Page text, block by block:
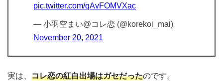
pic.twitter.com/qAvFOMVXac
— 小羽空まい@コレ恋 (@korekoi_mai)
November 20, 2021
実は、 コレ恋の紅白出場はガセだったのです。